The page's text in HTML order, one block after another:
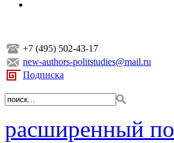
+7 (495) 502-43-17
new-authors-politstudies@mail.ru
Подписка
расширенный